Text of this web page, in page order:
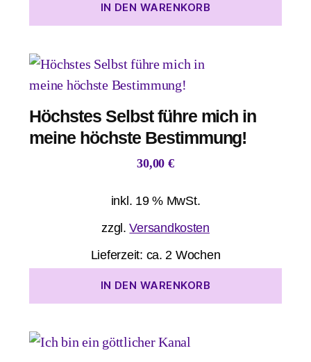
IN DEN WARENKORB
Höchstes Selbst führe mich in
meine höchste Bestimmung!
30,00 €
inkl. 19 % MwSt.
zzgl.Versandkosten
Lieferzeit: ca. 2 Wochen
IN DEN WARENKORB